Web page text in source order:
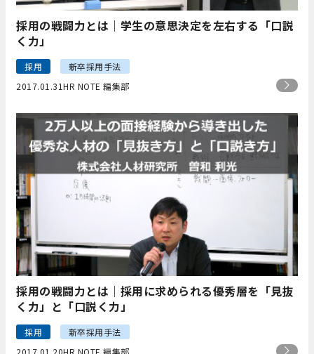
採用の戦闘力とは｜学生の意思決定を左右する「口説
く力」
採用
新卒採用手法
2017.01.31HR NOTE 編集部
採用の戦闘力とは｜採用に求められる優秀層を「見抜
く力」と「口説く力」
採用
新卒採用手法
2017.01.20HR NOTE 編集部